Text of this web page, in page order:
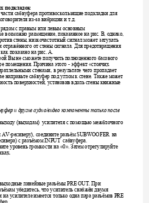
подкладок
части сабвуфера противоскользящие подкладки для
из-за вибрации и т. д.
рядом с правым или левым основным
возможно размещение, показанное на рис. В, однако,
стены, низкочастотный сигнал может затухать
отражённого от стены сигнала. Для предотвращения
как показано на рис. А.
Вы не сможете получить полноценного басового
помещения. Причина этого - эффект «стоячих
стенами, в результате чего пропадает
направьте сабвуфер под углом к стене. Также может
поверхностей, установив вдоль стены книжные
и другие аудио/видео компоненты только после
(выходам) усилителя с помощью межблочного
AV-ресиверу), соедините разъём SUBWOOFER на
) с разъёмом INPUT сабвуфера
те уровень громкости на «0». Затем отрегулируйте
.
выходные линейные разъёмы PRE OUT. При
убедитесь, что усилитель снабжён двумя
на усилителеимеется только одна пара разъёмов PRE